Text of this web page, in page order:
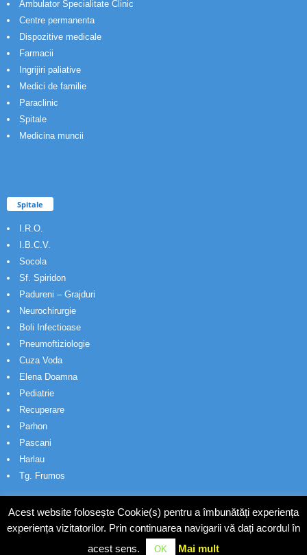
Ambulator Specialitate Clinic
Centre permanenta
Dispozitive medicale
Farmacii
Ingrijiri paliative
Medici de familie
Paraclinic
Spitale
Medicina muncii
Spitale
I.R.O.
I.B.C.V.
Socola
Sf. Spiridon
Padureni – Grajduri
Neurochirurgie
Boli Infectioase
Pneumoftiziologie
Cuza Voda
Elena Doamna
Pediatrie
Recuperare
Parhon
Pascani
Harlau
Tg. Frumos
© Wakatech
Acest website folosește Cookie(s) pentru a îmbunătăți experiența
experiența vizitatorilor. Prin continuarea navigarii vă dați acordul în
acest sens.
OK Mai mult